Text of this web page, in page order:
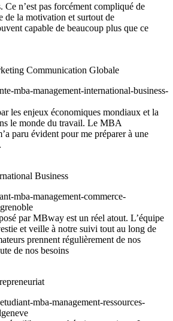
Ce n’est pas forcément compliqué de
de la motivation et surtout de
capable de beaucoup plus que ce
Communication Globale
les enjeux économiques mondiaux et la
le monde du travail. Le MBA
paru évident pour me préparer à une
Business
par MBway est un réel atout. L’équipe
et veille à notre suivi tout au long de
prennent régulièrement de nos
de nos besoins